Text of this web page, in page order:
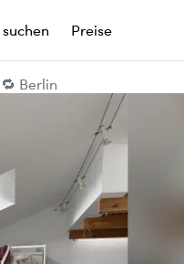
Preise
Berlin